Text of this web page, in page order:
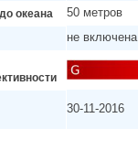
океана 50 метров
не включена
30-11-2016